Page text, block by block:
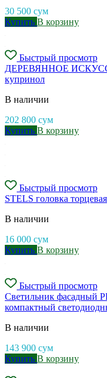
30 500 сум
Купить В корзину
Быстрый просмотр
ДЕРЕВЯННОЕ
купринол
В наличии
202 800 сум
Купить В корзину
Быстрый просмотр
STELS головка
В наличии
16 000 сум
Купить В корзину
Быстрый просмотр
Светильник фасадный
компактный
В наличии
143 900 сум
Купить В корзину